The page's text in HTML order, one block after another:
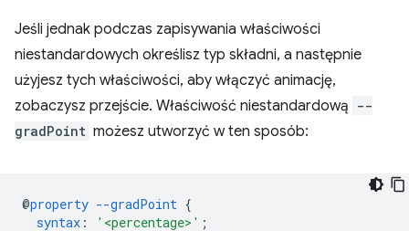
Jeśli jednak podczas zapisywania właściwości
niestandardowych określisz typ składni, a następnie
użyjesz tych właściwości, aby włączyć animację,
zobaczysz przejście. Właściwość niestandardową --
gradPoint możesz utworzyć w ten sposób:
@property --gradPoint {
syntax : '<percentage>' ;